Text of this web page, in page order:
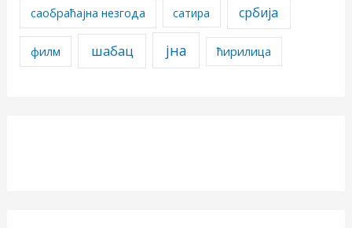
саобраћајна незгода сатира србија
филм шабац јна ћирилица